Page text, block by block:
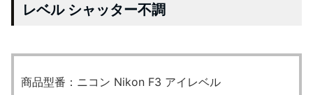
レベル シャッター不調
商品型番：ニコン Nikon F3 アイレベル